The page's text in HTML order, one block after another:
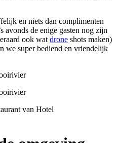
en niets dan complimenten
avonds de enige gasten nog zijn
ook wat drone shots maken)
we super bediend en vriendelijk